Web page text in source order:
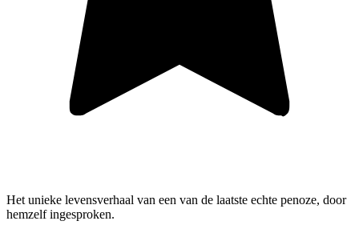
Het unieke levensverhaal van een van de laatste echte penoze, door
hemzelf ingesproken.